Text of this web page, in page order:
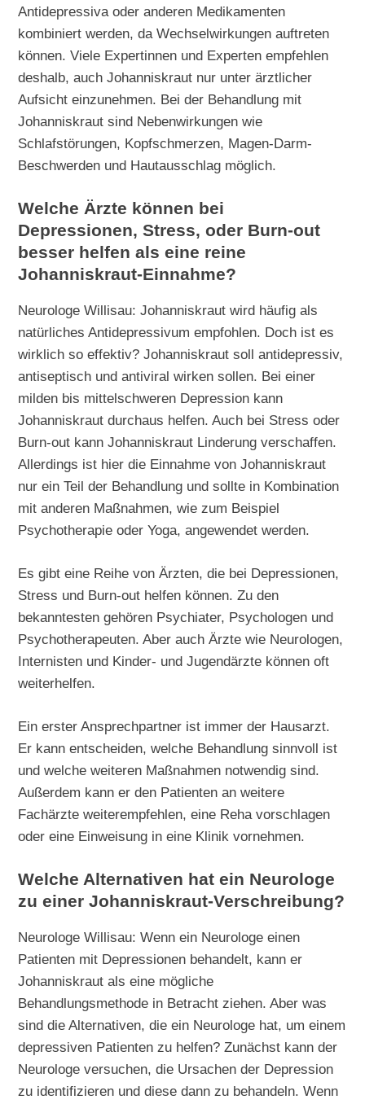
Antidepressiva oder anderen Medikamenten
kombiniert werden, da Wechselwirkungen auftreten
können. Viele Expertinnen und Experten empfehlen
deshalb, auch Johanniskraut nur unter ärztlicher
Aufsicht einzunehmen. Bei der Behandlung mit
Johanniskraut sind Nebenwirkungen wie
Schlafstörungen, Kopfschmerzen, Magen-Darm-
Beschwerden und Hautausschlag möglich.
Welche Ärzte können bei
Depressionen, Stress, oder Burn-out
besser helfen als eine reine
Johanniskraut-Einnahme?
Neurologe Willisau: Johanniskraut wird häufig als
natürliches Antidepressivum empfohlen. Doch ist es
wirklich so effektiv? Johanniskraut soll antidepressiv,
antiseptisch und antiviral wirken sollen. Bei einer
milden bis mittelschweren Depression kann
Johanniskraut durchaus helfen. Auch bei Stress oder
Burn-out kann Johanniskraut Linderung verschaffen.
Allerdings ist hier die Einnahme von Johanniskraut
nur ein Teil der Behandlung und sollte in Kombination
mit anderen Maßnahmen, wie zum Beispiel
Psychotherapie oder Yoga, angewendet werden.
Es gibt eine Reihe von Ärzten, die bei Depressionen,
Stress und Burn-out helfen können. Zu den
bekanntesten gehören Psychiater, Psychologen und
Psychotherapeuten. Aber auch Ärzte wie Neurologen,
Internisten und Kinder- und Jugendärzte können oft
weiterhelfen.
Ein erster Ansprechpartner ist immer der Hausarzt.
Er kann entscheiden, welche Behandlung sinnvoll ist
und welche weiteren Maßnahmen notwendig sind.
Außerdem kann er den Patienten an weitere
Fachärzte weiterempfehlen, eine Reha vorschlagen
oder eine Einweisung in eine Klinik vornehmen.
Welche Alternativen hat ein Neurologe
zu einer Johanniskraut-Verschreibung?
Neurologe Willisau: Wenn ein Neurologe einen
Patienten mit Depressionen behandelt, kann er
Johanniskraut als eine mögliche
Behandlungsmethode in Betracht ziehen. Aber was
sind die Alternativen, die ein Neurologe hat, um einem
depressiven Patienten zu helfen? Zunächst kann der
Neurologe versuchen, die Ursachen der Depression
zu identifizieren und diese dann zu behandeln. Wenn